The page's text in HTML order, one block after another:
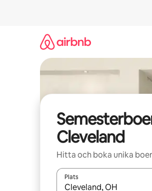
Cleveland
Hitta och boka unika
Plats
När resultaten är